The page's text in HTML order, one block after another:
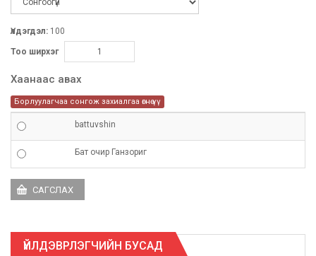
Үлдэгдэл: 100
Тоо ширхэг
Хаанаас авах
Борлуулагчаа сонгож захиалгаа өгнө үү
battuvshin
Бат очир Ганзориг
ҮЙЛДЭВРЛЭГЧИЙН БУСАД